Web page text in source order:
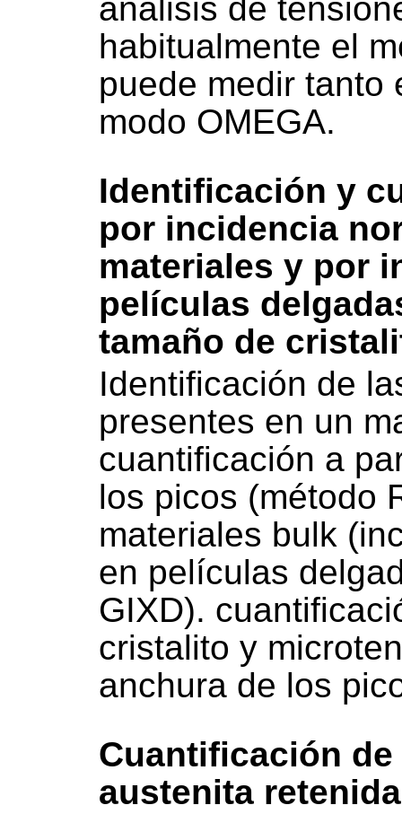
análisis de
habitualmente el
puede medir tanto
modo OMEGA.
Identificación y
por incidencia
materiales y por
películas
tamaño de
Identificación de
presentes en un
cuantificación a
los picos (método
materiales bulk
en películas
GIXD).
cristalito y
anchura de los
Cuantificación
austenita